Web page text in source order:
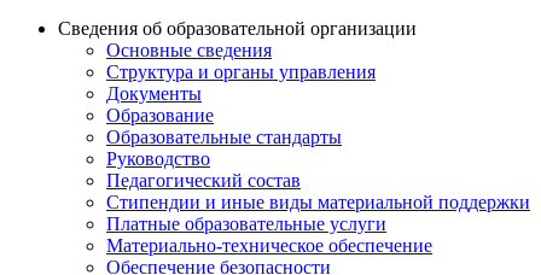
Сведения об образовательной организации
Основные сведения
Структура и органы управления
Документы
Образование
Образовательные стандарты
Руководство
Педагогический состав
Стипендии и иные виды материальной поддержки
Платные образовательные услуги
Материально-техническое обеспечение
Обеспечение безопасности